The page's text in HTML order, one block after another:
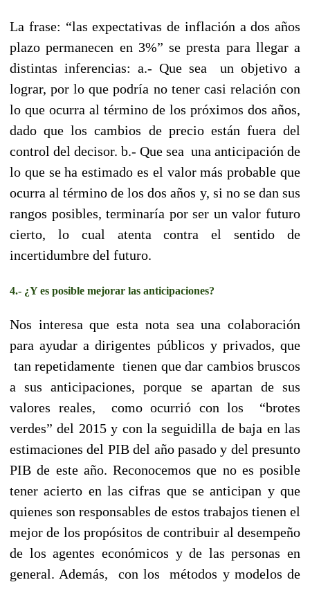
La frase: “las expectativas de inflación a dos años
plazo permanecen en 3%” se presta para llegar a
distintas inferencias: a.- Que seaun objetivo a
lograr, por lo que podría no tener casi relación con
lo que ocurra al término de los próximos dos años,
dado que los cambios de precio están fuera del
control del decisor. b.- Que sea una anticipación de
lo que se ha estimado es el valor más probable que
ocurra al término de los dos años y, si no se dan sus
rangos posibles, terminaría por ser un valor futuro
cierto, lo cual atenta contra el sentido de
incertidumbre del futuro.
4.- ¿Y es posible mejorar las anticipaciones?
Nos interesa que esta nota sea una colaboración
para ayudar a dirigentes públicos y privados, que
tan repetidamente tienen que dar cambios bruscos
a sus anticipaciones, porque se apartan de sus
valores reales, como ocurrió con los “brotes
verdes” del 2015 y con la seguidilla de baja en las
estimaciones del PIB del año pasado y del presunto
PIB de este año. Reconocemos que no es posible
tener acierto en las cifras que se anticipan y que
quienes son responsables de estos trabajos tienen el
mejor de los propósitos de contribuir al desempeño
de los agentes económicos y de las personas en
general. Además, con los métodos y modelos de